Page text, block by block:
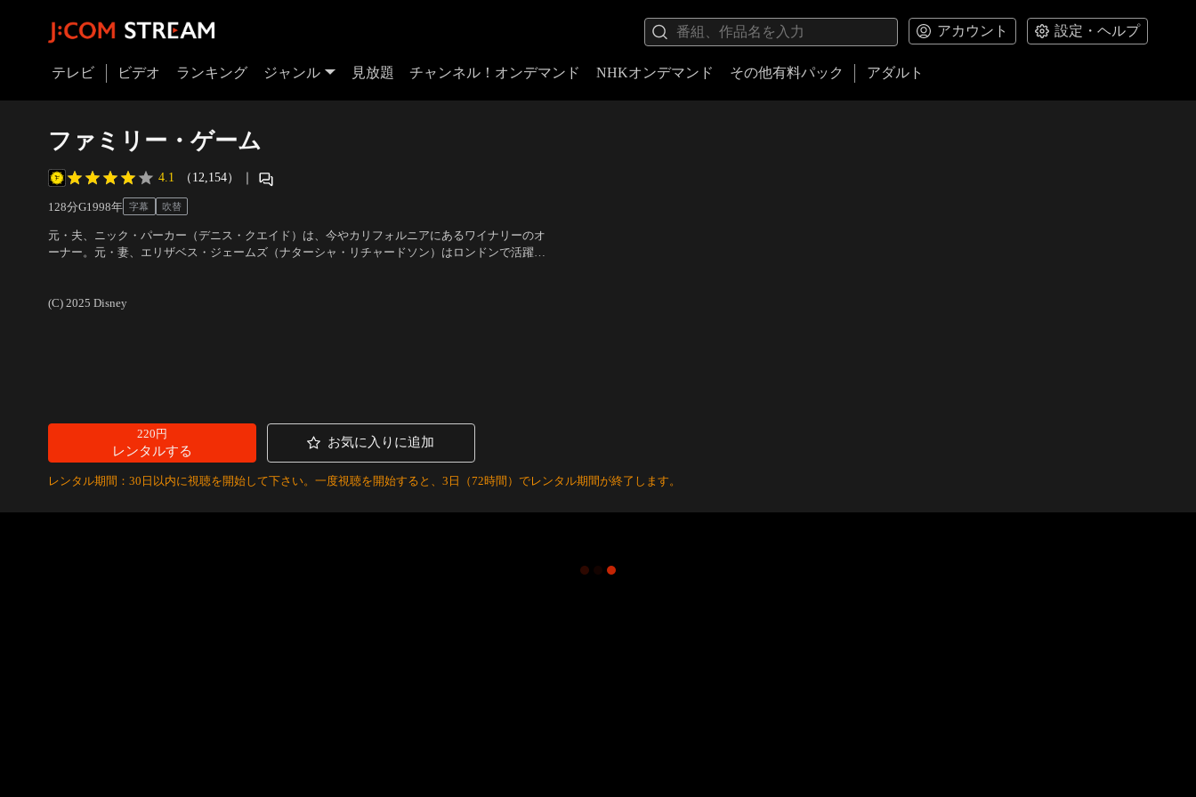
アカウント 設定・ヘルプ
テレビ ビデオ ランキング ジャンル 見放題 チャンネル！オンデマンド NHKオンデマンド その他有料パック アダルト
ファミリー・ゲーム
4.1 （12,154） ｜
128分G1998年 字幕 吹替
元・夫、ニック・パーカー（デニス・クエイド）は、今やカリフォルニアにあるワイナリーのオ
ーナー。元・妻、エリザベス・ジェームズ（ナターシャ・リチャードソン）はロンドンで活躍す
(C) 2025 Disney
220円
レンタルする
お気に入りに追加
レンタル期間：30日以内に視聴を開始して下さい。一度視聴を開始すると、3日（72時間）でレンタル期間が終了します。